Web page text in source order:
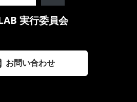
実行委員会
お問い合わせ